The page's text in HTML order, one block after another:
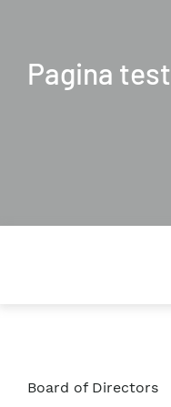
Pagina test
Board of Directors